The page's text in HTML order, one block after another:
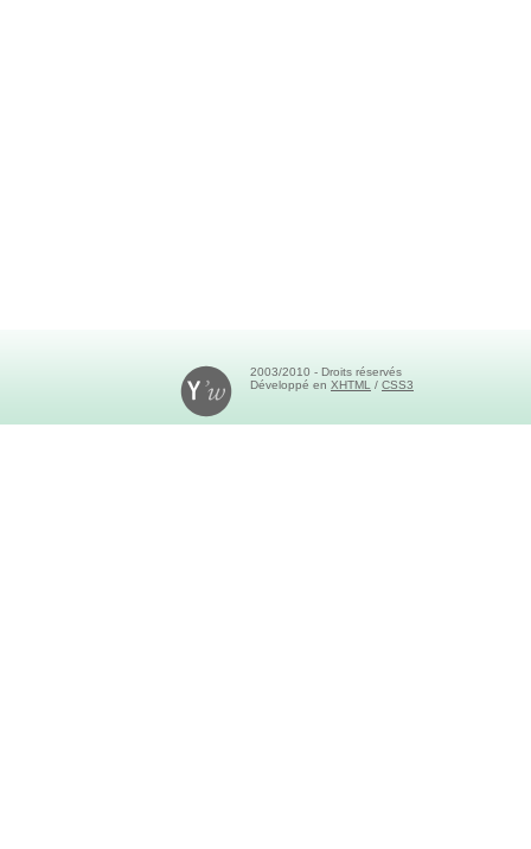
2003/2010 - Droits réservés
Développé en XHTML / CSS3